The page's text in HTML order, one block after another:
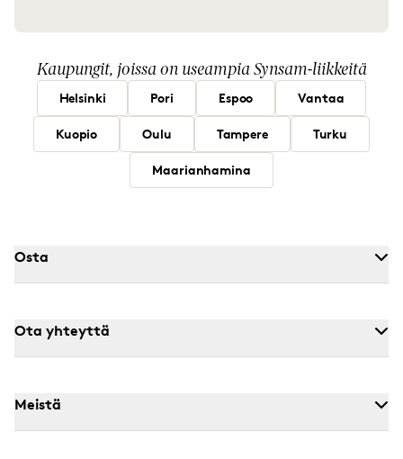
Kaupungit, joissa on useampia Synsam-liikkeitä
Helsinki Pori Espoo Vantaa
Kuopio Oulu Tampere Turku
Maarianhamina
Osta
Ota yhteyttä
Meistä